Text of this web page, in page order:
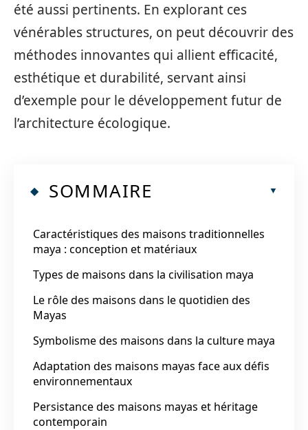
été aussi pertinents. En explorant ces
vénérables structures, on peut découvrir des
méthodes innovantes qui allient efficacité,
esthétique et durabilité, servant ainsi
d’exemple pour le développement futur de
l’architecture écologique.
SOMMAIRE
Caractéristiques des maisons traditionnelles
maya : conception et matériaux
Types de maisons dans la civilisation maya
Le rôle des maisons dans le quotidien des
Mayas
Symbolisme des maisons dans la culture maya
Adaptation des maisons mayas face aux défis
environnementaux
Persistance des maisons mayas et héritage
contemporain